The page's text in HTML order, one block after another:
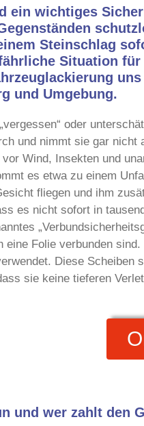
ein wichtiges
Steinschlag
Situation
und Umgebung.
oder
und nimmt sie gar
Wind, Insekten und
es etwa zu einem
fliegen und ihm
es nicht sofort in
Folie verbunden
Diese
sie keine tieferen
und wer zahlt den